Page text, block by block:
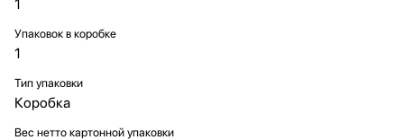
1
Упаковок в коробке
1
Тип упаковки
Коробка
Вес нетто картонной упаковки